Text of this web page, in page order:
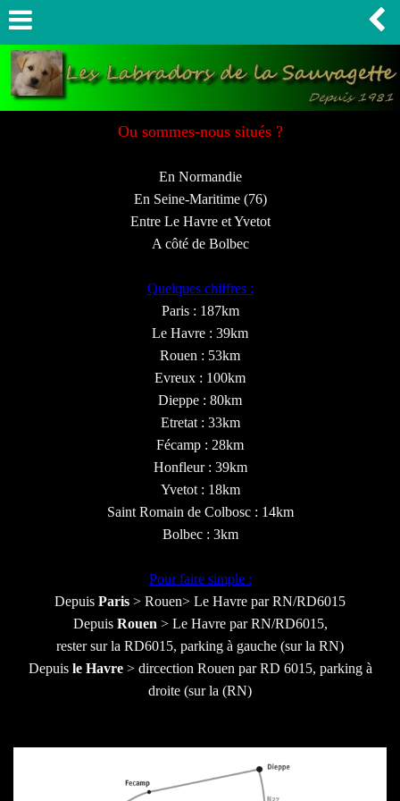
Ou sommes-nous situés ?
En Normandie
En Seine-Maritime (76)
Entre Le Havre et Yvetot
A côté de Bolbec
Quelques chiffres :
Paris : 187km
Le Havre : 39km
Rouen : 53km
Evreux : 100km
Dieppe : 80km
Etretat : 33km
Fécamp : 28km
Honfleur : 39km
Yvetot : 18km
Saint Romain de Colbosc : 14km
Bolbec : 3km
Pour faire simple :
Depuis Paris > Rouen> Le Havre par RN/RD6015
Depuis Rouen> Le Havre par RN/RD6015,
rester sur la RD6015, parking à gauche (sur la RN)
Depuis le Havre> dircection Rouen par RD 6015, parking à
droite (sur la (RN)